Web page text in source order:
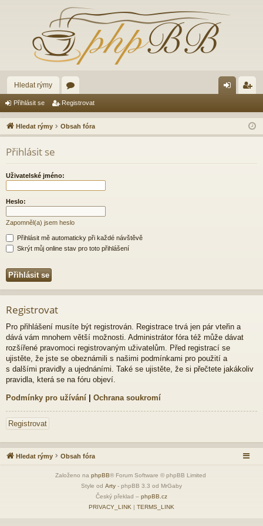
Hledat rýmy
ór
a lá
sit
ist
ro
Přihlásit se Registrovat
Hledat rýmy Obsah fóra
Přihlásit se
Uživatelské jméno:
Heslo:
Zapomněl(a) jsem heslo
Přihlásit mě automaticky při každé návštěvě
Skrýt můj online stav pro toto přihlášení
Registrovat
Pro přihlášení musíte být registrován. Registrace trvá jen pár vteřin a
dává vám mnohem větší možnosti. Administrátor fóra též může dávat
rozšířené pravomoci registrovaným uživatelům. Před registrací se
ujistěte, že jste se obeznámili s našimi podmínkami pro použití a
s dalšími pravidly a ujednáními. Také se ujistěte, že si přečtete jakákoliv
pravidla, která se na fóru objeví.
Podmínky pro užívání | Ochrana soukromí
Registrovat
Hledat rýmy Obsah fóra
Založeno na phpBB® Forum Software © phpBB Limited
Style od Arty - phpBB 3.3 od MrGaby
Český překlad – phpBB.cz
PRIVACY_LINK | TERMS_LINK